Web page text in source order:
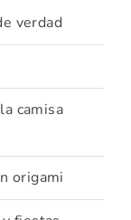
verdad
camisa
origami